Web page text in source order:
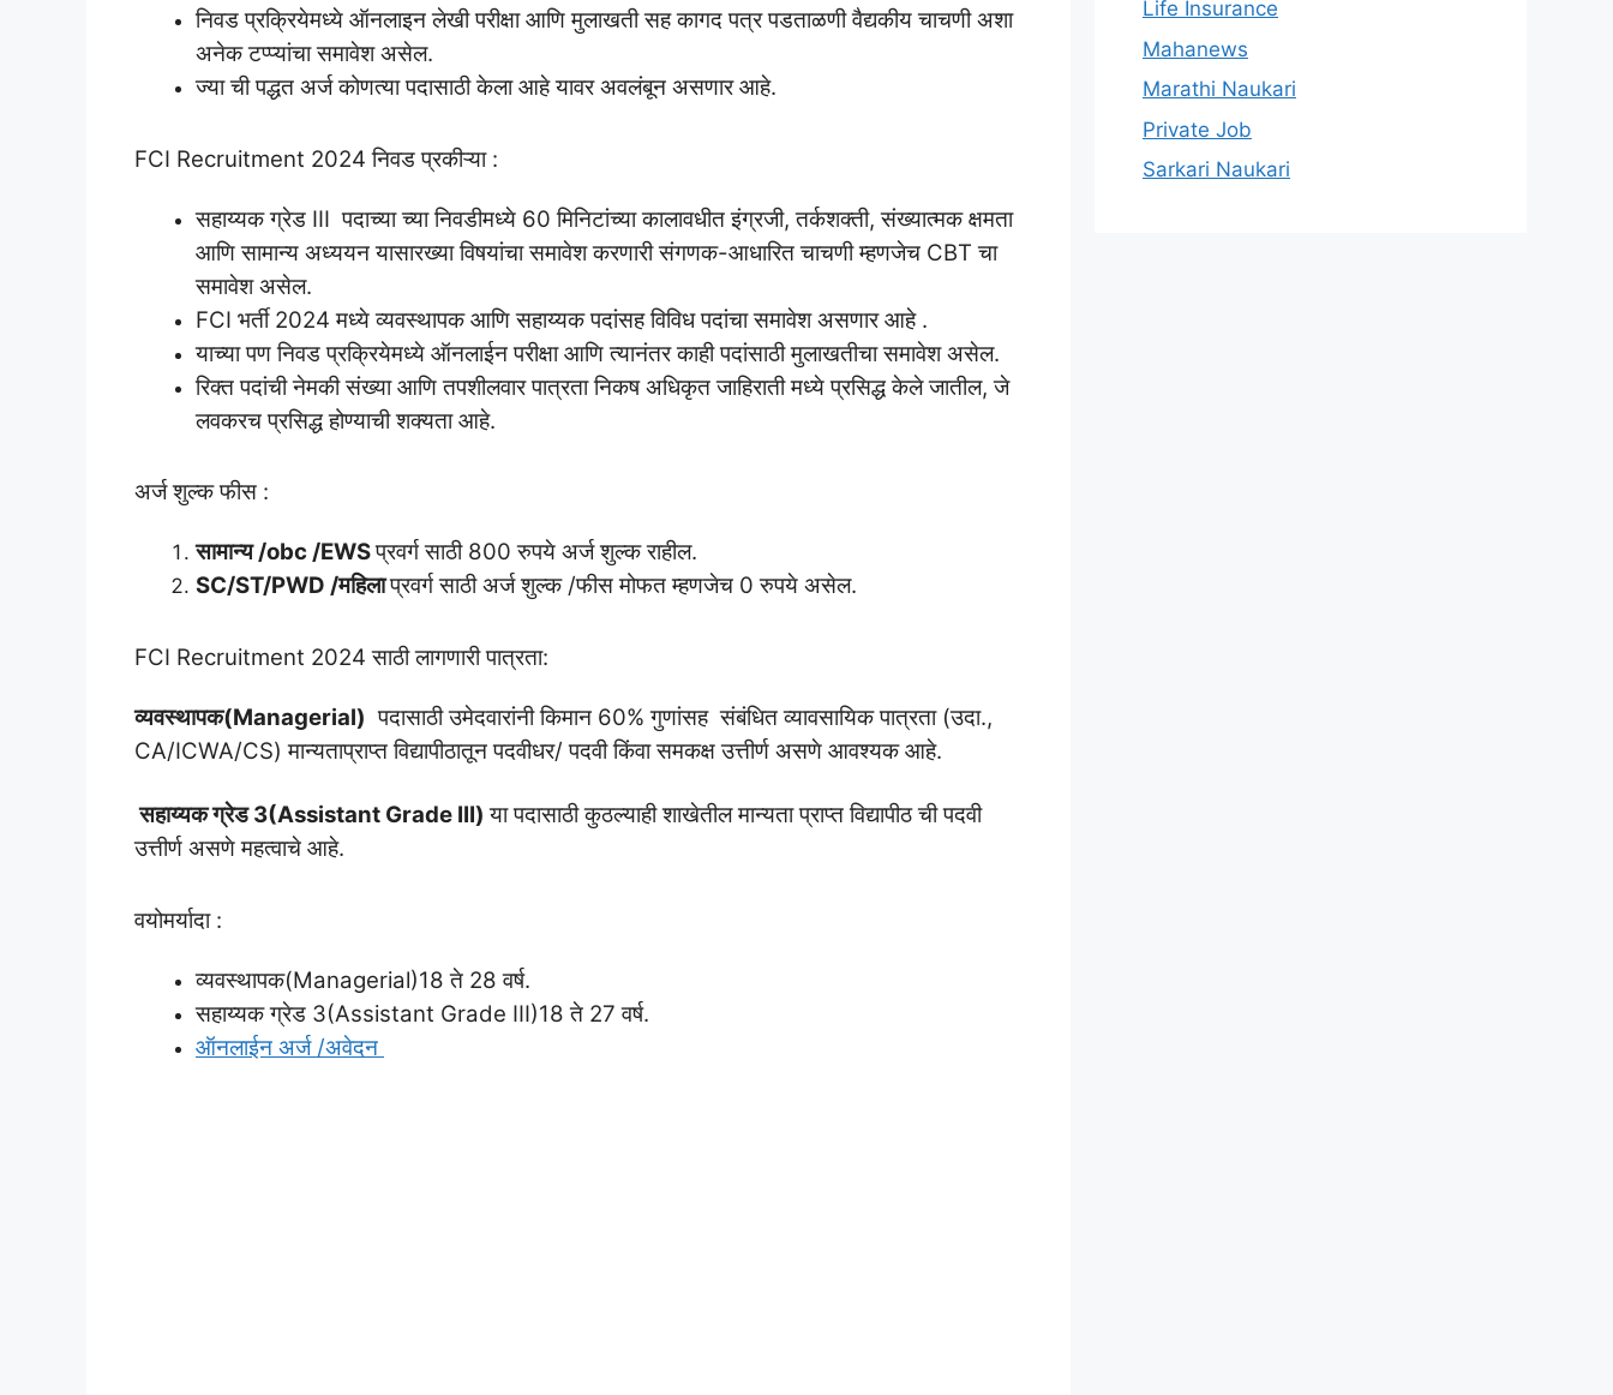
निवड प्रक्रियेमध्ये ऑनलाइन लेखी परीक्षा आणि मुलाखती सह कागद पत्र पडताळणी वैद्यकीय चाचणी अशा
अनेक टप्प्यांचा समावेश असेल.
ज्या ची पद्धत अर्ज कोणत्या पदासाठी केला आहे यावर अवलंबून असणार आहे.
FCI Recruitment 2024 निवड प्रकीऱ्या :
सहाय्यक ग्रेड III पदाच्या च्या निवडीमध्ये 60 मिनिटांच्या कालावधीत इंग्रजी, तर्कशक्ती, संख्यात्मक क्षमता
आणि सामान्य अध्ययन यासारख्या विषयांचा समावेश करणारी संगणक-आधारित चाचणी म्हणजेच CBT चा
समावेश असेल.
FCI भर्ती 2024 मध्ये व्यवस्थापक आणि सहाय्यक पदांसह विविध पदांचा समावेश असणार आहे .
याच्या पण निवड प्रक्रियेमध्ये ऑनलाईन परीक्षा आणि त्यानंतर काही पदांसाठी मुलाखतीचा समावेश असेल.
रिक्त पदांची नेमकी संख्या आणि तपशीलवार पात्रता निकष अधिकृत जाहिराती मध्ये प्रसिद्ध केले जातील, जे
लवकरच प्रसिद्ध होण्याची शक्यता आहे.
अर्ज शुल्क फीस :
सामान्य /obc /EWSप्रवर्ग साठी 800 रुपये अर्ज शुल्क राहील.
SC/ST/PWD /महिलाप्रवर्ग साठी अर्ज शुल्क /फीस मोफत म्हणजेच 0 रुपये असेल.
FCI Recruitment 2024 साठी लागणारी पात्रता:
व्यवस्थापक(Managerial) पदासाठी उमेदवारांनी किमान 60% गुणांसह संबंधित व्यावसायिक पात्रता (उदा.,
CA/ICWA/CS) मान्यताप्राप्त विद्यापीठातून पदवीधर/ पदवी किंवा समकक्ष उत्तीर्ण असणे आवश्यक आहे.
सहाय्यक ग्रेड 3(Assistant Grade III)या पदासाठी कुठल्याही शाखेतील मान्यता प्राप्त विद्यापीठ ची पदवी
उत्तीर्ण असणे महत्वाचे आहे.
वयोमर्यादा :
व्यवस्थापक(Managerial)18 ते 28 वर्ष.
सहाय्यक ग्रेड 3(Assistant Grade III)18 ते 27 वर्ष.
ऑनलाईन अर्ज /अवेदन
Life Insurance
Mahanews
Marathi Naukari
Private Job
Sarkari Naukari